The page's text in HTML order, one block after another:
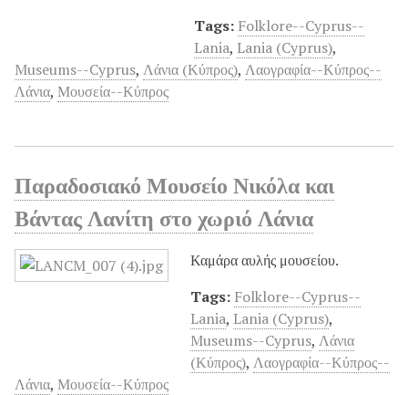
Tags: Folklore--Cyprus--
Lania, Lania (Cyprus),
Museums--Cyprus, Λάνια (Κύπρος), Λαογραφία--Κύπρος--
Λάνια, Μουσεία--Κύπρος
Παραδοσιακό Μουσείο Νικόλα και
Βάντας Λανίτη στο χωριό Λάνια
Καμάρα αυλής μουσείου.
Tags: Folklore--Cyprus--
Lania, Lania (Cyprus),
Museums--Cyprus, Λάνια
(Κύπρος), Λαογραφία--Κύπρος--
Λάνια, Μουσεία--Κύπρος